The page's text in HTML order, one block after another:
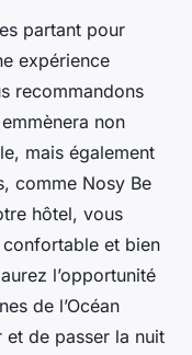
partant pour
expérience
recommandons
non
mais également
comme Nosy Be
hôtel, vous
confortable et bien
l’opportunité
de l’Océan
et de passer la nuit